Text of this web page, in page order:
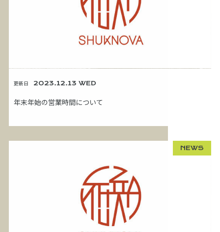
更新日 2023.12.13 WED
年末年始の営業時間について
NEWS